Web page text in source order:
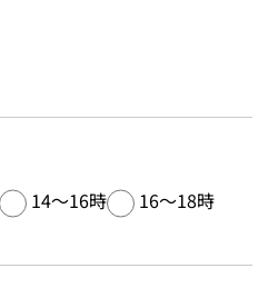
14～16時
16～18時